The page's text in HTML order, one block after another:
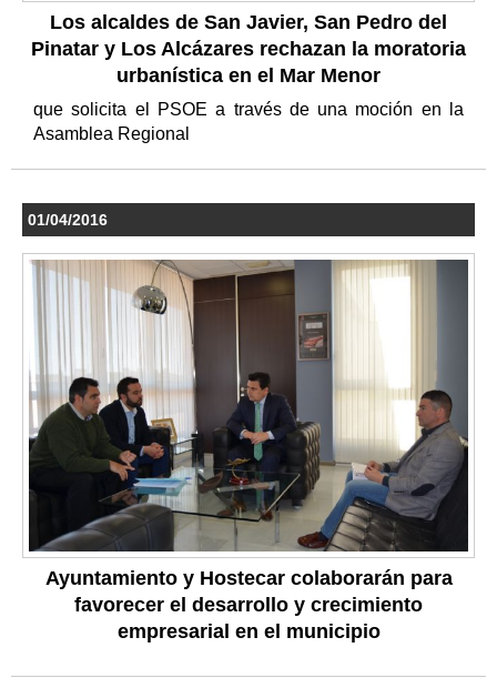
Los alcaldes de San Javier, San Pedro del
Pinatar y Los Alcázares rechazan la moratoria
urbanística en el Mar Menor
que solicita el PSOE a través de una moción en la
Asamblea Regional
01/04/2016
Ayuntamiento y Hostecar colaborarán para
favorecer el desarrollo y crecimiento
empresarial en el municipio